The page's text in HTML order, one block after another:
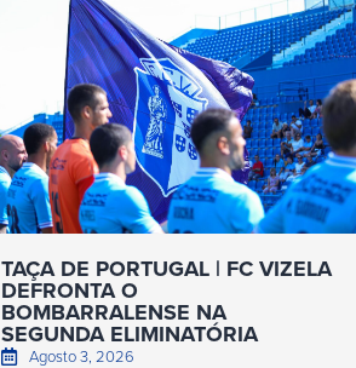
TAÇA DE PORTUGAL | FC VIZELA
DEFRONTA O
BOMBARRALENSE NA
SEGUNDA ELIMINATÓRIA
Agosto 3, 2026